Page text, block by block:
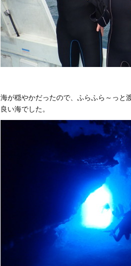
海が穏やかだったので、ふらふら～っと
良い海でした。